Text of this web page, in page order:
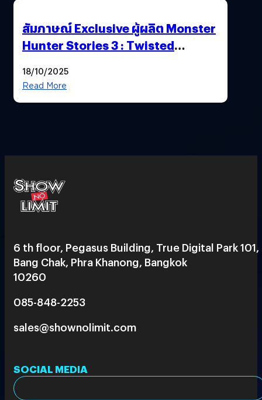
สัมภาษณ์ Exclusive ผู้ผลิต Monster
Hunter Stories 3 : Twisted
สวยฉ่ำ !
18/10/2025
Read More
6 th floor, Pegasus Building, True Digital Park 101,
Bang Chak, Phra Khanong, Bangkok
10260
085-848-2253
sales@shownolimit.com
SOCIAL MEDIA